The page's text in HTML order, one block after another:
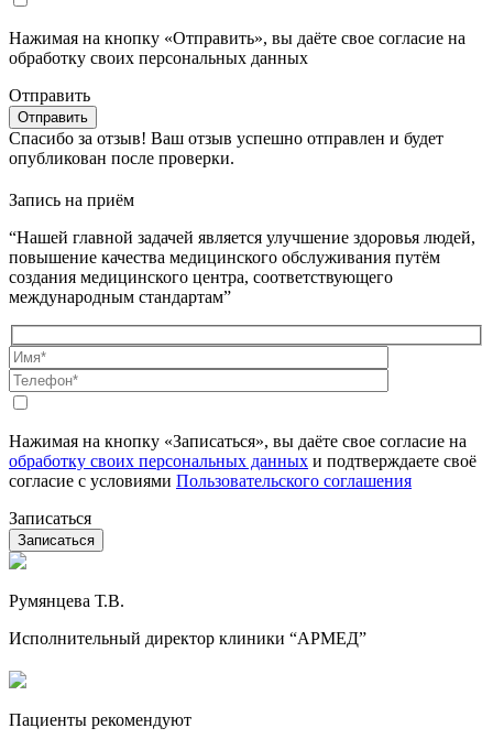
Нажимая на кнопку «Отправить», вы даёте свое согласие на
обработку своих персональных данных
Отправить
Спасибо за отзыв! Ваш отзыв успешно отправлен и будет
опубликован после проверки.
Запись на приём
“Нашей главной задачей является улучшение здоровья людей,
повышение качества медицинского обслуживания путём
создания медицинского центра, соответствующего
международным стандартам”
Нажимая на кнопку «Записаться», вы даёте свое согласие на
обработку своих персональных данных и подтверждаете своё
согласие с условиями Пользовательского соглашения
Записаться
Румянцева Т.В.
Исполнительный директор клиники “АРМЕД”
Пациенты рекомендуют